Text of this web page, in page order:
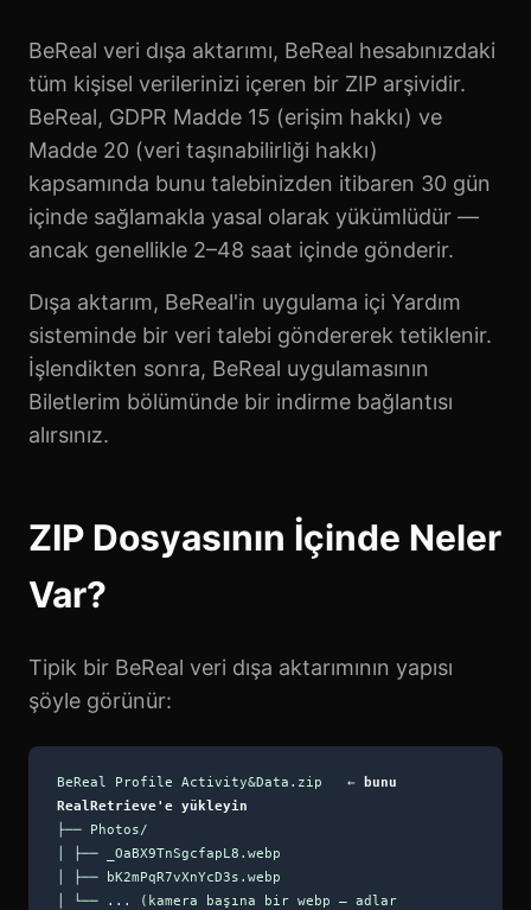
BeReal veri dışa aktarımı, BeReal hesabınızdaki
tüm kişisel verilerinizi içeren bir ZIP arşividir.
BeReal, GDPR Madde 15 (erişim hakkı) ve
Madde 20 (veri taşınabilirliği hakkı)
kapsamında bunu talebinizden itibaren 30 gün
içinde sağlamakla yasal olarak yükümlüdür —
ancak genellikle 2–48 saat içinde gönderir.
Dışa aktarım, BeReal'in uygulama içi Yardım
sisteminde bir veri talebi göndererek tetiklenir.
İşlendikten sonra, BeReal uygulamasının
Biletlerim bölümünde bir indirme bağlantısı
alırsınız.
ZIP Dosyasının İçinde Neler
Var?
Tipik bir BeReal veri dışa aktarımının yapısı
şöyle görünür:
BeReal Profile Activity&Data.zip ←
bunu
RealRetrieve'e yükleyin
├── Photos/
│ ├── _OaBX9TnSgcfapL8.webp
│ ├── bK2mPqR7vXnYcD3s.webp
│ └── ... (kamera başına bir webp — adlar